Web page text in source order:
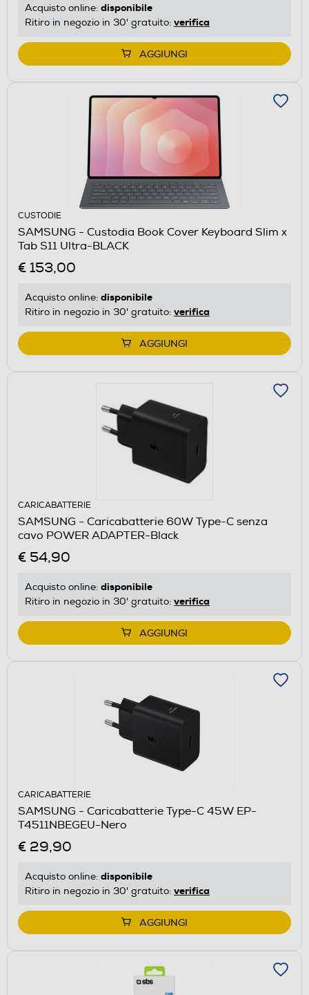
Acquisto online: disponibile
Ritiro in negozio in 30' gratuito: verifica
AGGIUNGI
CUSTODIE
SAMSUNG - Custodia Book Cover Keyboard Slim x
Tab S11 Ultra-BLACK
€ 153,00
Acquisto online: disponibile
Ritiro in negozio in 30' gratuito: verifica
AGGIUNGI
CARICABATTERIE
SAMSUNG - Caricabatterie 60W Type-C senza
cavo POWER ADAPTER-Black
€ 54,90
Acquisto online: disponibile
Ritiro in negozio in 30' gratuito: verifica
AGGIUNGI
CARICABATTERIE
SAMSUNG - Caricabatterie Type-C 45W EP-
T4511NBEGEU-Nero
€ 29,90
Acquisto online: disponibile
Ritiro in negozio in 30' gratuito: verifica
AGGIUNGI